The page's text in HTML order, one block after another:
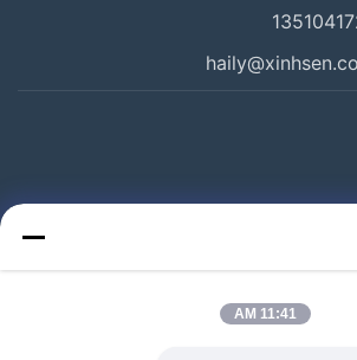
11:41 AM